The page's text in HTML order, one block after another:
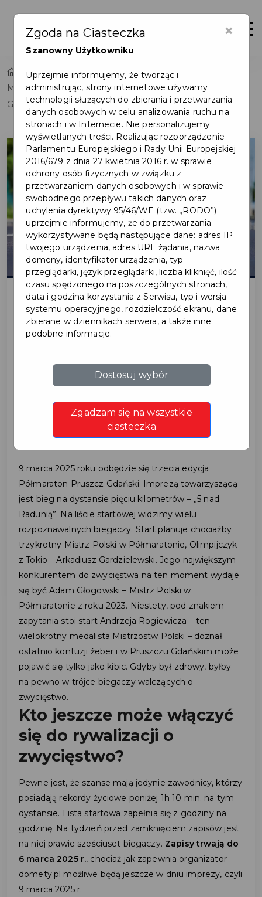
Home
Lista aktualności
Mistrzowie Polski na starcie półmaratonu w Pruszczu
Gdańskim
2025-02-27
STARCIE
PÓŁMARATONU W
PRUSZCZU GDAŃSKIM
9 marca 2025 roku odbędzie się trzecia edycja
Półmaraton Pruszcz Gdański. Imprezą towarzyszącą
jest bieg na dystansie pięciu kilometrów – „5 nad
Radunią”. Na liście startowej widzimy wielu
rozpoznawalnych biegaczy. Start planuje chociażby
trzykrotny Mistrz Polski w Półmaratonie, Olimpijczyk
z Tokio – Arkadiusz Gardzielewski. Jego największym
konkurentem do zwycięstwa na ten moment wydaje
się być Adam Głogowski – Mistrz Polski w
Półmaratonie z roku 2023. Niestety, pod znakiem
zapytania stoi start Andrzeja Rogiewicza – ten
wielokrotny medalista Mistrzostw Polski – doznał
ostatnio kontuzji żeber i w Pruszczu Gdańskim może
pojawić się tylko jako kibic. Gdyby był zdrowy, byłby
na pewno w trójce biegaczy walczących o
zwycięstwo.
Kto jeszcze może włączyć
się do rywalizacji o
zwycięstwo?
Pewne jest, że szanse mają jedynie zawodnicy, którzy
posiadają rekordy życiowe poniżej 1h 10 min. na tym
dystansie. Lista startowa zapełnia się z godziny na
godzinę. Na tydzień przed zamknięciem zapisów jest
na niej prawie sześciuset biegaczy. Zapisy trwają do
6 marca 2025 r., chociaż jak zapewnia organizator –
domety.pl możliwe będą jeszcze w dniu imprezy, czyli
9 marca 2025 r.
×
Zgoda na Ciasteczka
Szanowny Użytkowniku
Uprzejmie informujemy, że tworząc i
administrując, strony internetowe używamy
technologii służących do zbierania i przetwarzania
danych osobowych w celu analizowania ruchu na
stronach i w Internecie. Nie personalizujemy
wyświetlanych treści. Realizując rozporządzenie
Parlamentu Europejskiego i Rady Unii Europejskiej
2016/679 z dnia 27 kwietnia 2016 r. w sprawie
ochrony osób fizycznych w związku z
przetwarzaniem danych osobowych i w sprawie
swobodnego przepływu takich danych oraz
uchylenia dyrektywy 95/46/WE (tzw. „RODO”)
uprzejmie informujemy, że do przetwarzania
wykorzystywane będą następujące dane: adres IP
twojego urządzenia, adres URL żądania, nazwa
domeny, identyfikator urządzenia, typ
przeglądarki, język przeglądarki, liczba kliknięć, ilość
czasu spędzonego na poszczególnych stronach,
data i godzina korzystania z Serwisu, typ i wersja
systemu operacyjnego, rozdzielczość ekranu, dane
zbierane w dziennikach serwera, a także inne
podobne informacje.
Dostosuj wybór
Zgadzam się na wszystkie
ciasteczka